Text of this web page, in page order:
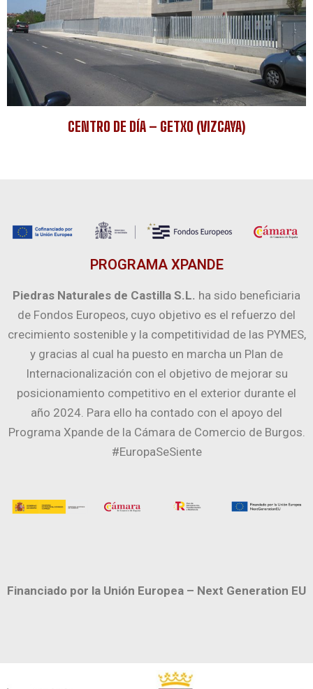
CENTRO DE DÍA – GETXO (VIZCAYA)
PROGRAMA XPANDE
Piedras Naturales de Castilla S.L. ha sido beneficiaria
de Fondos Europeos, cuyo objetivo es el refuerzo del
crecimiento sostenible y la competitividad de las PYMES,
y gracias al cual ha puesto en marcha un Plan de
Internacionalización con el objetivo de mejorar su
posicionamiento competitivo en el exterior durante el
año 2024. Para ello ha contado con el apoyo del
Programa Xpande de la Cámara de Comercio de Burgos.
#EuropaSeSiente
Financiado por la Unión Europea – Next Generation EU